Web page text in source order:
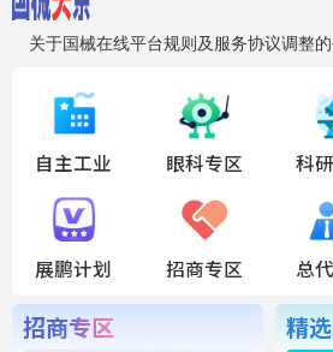
关于国械在线平台规则及服务协议调整
国药创研AED开启全国招商
自主工业 眼科专区 科
展鹏计划 招商专区 总
招商专区 精